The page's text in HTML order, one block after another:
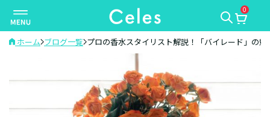
ナ
ビ
ゲ
0
ホーム ブログ一覧 プロの香水スタイリスト解説！「バイレード」の